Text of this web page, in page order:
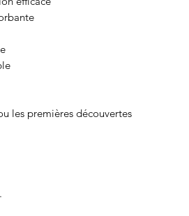
les premières découvertes